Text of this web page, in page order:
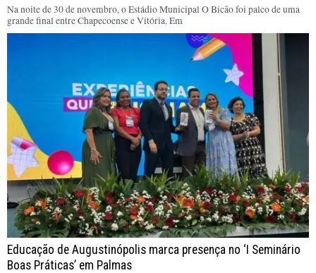
Na noite de 30 de novembro, o Estádio Municipal O Bicão foi palco de uma
grande final entre Chapecoense e Vitória. Em
Educação de Augustinópolis marca presença no ‘I Seminário
Boas Práticas’ em Palmas